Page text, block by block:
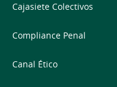
Cajasiete Colectivos
Compliance Penal
Canal Ético